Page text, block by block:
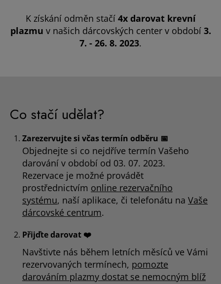
K získání odměn stačí 4x darovat krevní
plazmu v našich dárcovských center v období3.
7. - 26. 8. 2023.
Co stačí udělat?
Zarezervujte si včas termín odběru 📅
Objednejte si co nejdříve termín Vašeho
darování v období od 03. 07. 2023.
Rezervace je možné provádět
prostřednictvím online rezervačního
systému, naší aplikace, či telefonátu na Vaše
dárcovské centrum.
Přijďte darovat ❤️
Navštivte nás během letních měsíců ve Vámi
rezervovaných termínech, pomozte
darováním plazmy dostat se nemocným blíž